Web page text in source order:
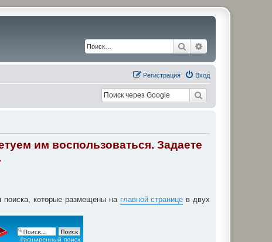
Поиск
Вход
Регистрация
им воспользоваться. Задаете
поиска, которые размещены на главной странице в двух